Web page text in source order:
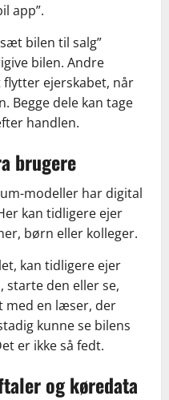
app”.
bilen til salg”
bilen. Andre
ejerskabet, når
Begge dele kan tage
handlen.
brugere
modeller har digital
kan tidligere ejer
børn eller kolleger.
kan tidligere ejer
starte den eller se,
med en læser, der
kunne se bilens
er ikke så fedt.
og køredata